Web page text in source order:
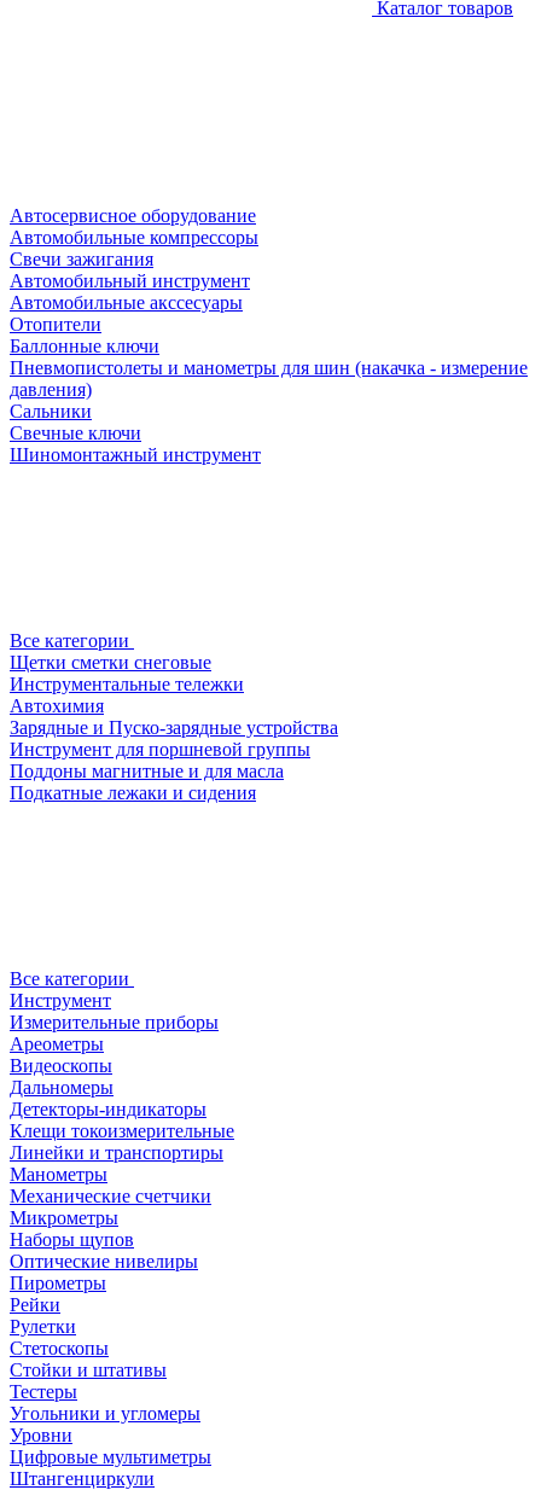
Каталог товаров
Автосервисное оборудование
Автомобильные компрессоры
Свечи зажигания
Автомобильный инструмент
Автомобильные акссесуары
Отопители
Баллонные ключи
Пневмопистолеты и манометры для шин (накачка - измерение
давления)
Сальники
Свечные ключи
Шиномонтажный инструмент
Все категории
Щетки сметки снеговые
Инструментальные тележки
Автохимия
Зарядные и Пуско-зарядные устройства
Инструмент для поршневой группы
Поддоны магнитные и для масла
Подкатные лежаки и сидения
Все категории
Инструмент
Измерительные приборы
Ареометры
Видеоскопы
Дальномеры
Детекторы-индикаторы
Клещи токоизмерительные
Линейки и транспортиры
Манометры
Механические счетчики
Микрометры
Наборы щупов
Оптические нивелиры
Пирометры
Рейки
Рулетки
Стетоскопы
Стойки и штативы
Тестеры
Угольники и угломеры
Уровни
Цифровые мультиметры
Штангенциркули